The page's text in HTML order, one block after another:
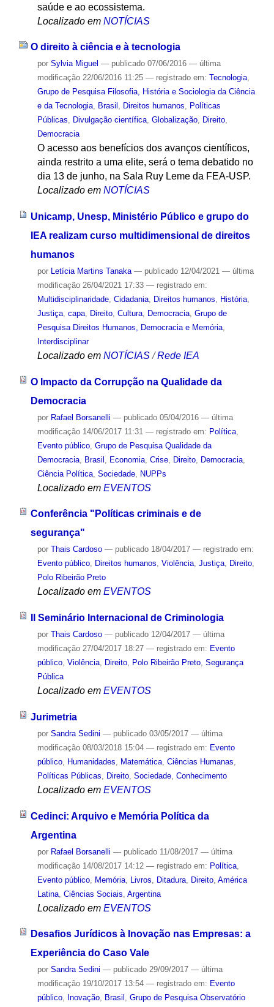
saúde e ao ecossistema.
Localizado em NOTÍCIAS
O direito à ciência e à tecnologia
por Sylvia Miguel — publicado07/06/2016 — última
modificação22/06/2016 11:25 — registrado em: Tecnologia,
Grupo de Pesquisa Filosofia, História e Sociologia da Ciência
e da Tecnologia, Brasil , Direitos humanos, Políticas
Públicas, Divulgação científica, Globalização, Direito,
Democracia
O acesso aos benefícios dos avanços científicos,
ainda restrito a uma elite, será o tema debatido no
dia 13 de junho, na Sala Ruy Leme da FEA-USP.
Localizado em NOTÍCIAS
Unicamp, Unesp, Ministério Público e grupo do
IEA realizam curso multidimensional de direitos
humanos
por Letícia Martins Tanaka — publicado12/04/2021 — última
modificação26/04/2021 17:33 — registrado em:
Multidisciplinaridade, Cidadania, Direitos humanos, História,
Justiça, capa, Direito, Cultura, Democracia, Grupo de
Pesquisa Direitos Humanos, Democracia e Memória,
Interdisciplinar
Localizado em NOTÍCIAS /Rede IEA
O Impacto da Corrupção na Qualidade da
Democracia
por Rafael Borsanelli — publicado05/04/2016 — última
modificação14/06/2017 11:31 — registrado em: Política,
Evento público, Grupo de Pesquisa Qualidade da
Democracia, Brasil Economia, Crise, Direito, Democracia,
Ciência Política, Sociedade, NUPPs
Localizado em EVENTOS
Conferência "Políticas criminais e de
segurança"
por Thais Cardoso — publicado18/04/2017 — registrado em:
Evento público, Direitos humanos, Violência, Justiça, Direito,
Polo Ribeirão Preto
Localizado em EVENTOS
II Seminário Internacional de Criminologia
por Thais Cardoso — publicado12/04/2017 — última
modificação27/04/2017 18:27 — registrado em: Evento
público, Violência, Direito, Polo Ribeirão Preto, Segurança
Pública
Localizado em EVENTOS
Jurimetria
por Sandra Sedini — publicado03/05/2017 — última
modificação08/03/2018 15:04 — registrado em: Evento
público, Humanidades Matemática, Ciências Humanas
Políticas Públicas
Direito, Sociedade, Conhecimento
Localizado em EVENTOS
Cedinci: Arquivo e Memória Política da
Argentina
por Rafael Borsanelli — publicado11/08/2017 — última
modificação14/08/2017 14:12 — registrado em: Política,
Evento público, Memória, Livros Ditadura, Direito, América
Latina, Ciências Sociais Argentina
Localizado em EVENTOS
Desafios Jurídicos à Inovação nas Empresas: a
Experiência do Caso Vale
por Sandra Sedini — publicado29/09/2017 — última
modificação19/10/2017 13:54 — registrado em: Evento
público, Inovação, Brasil , Grupo de Pesquisa Observatório